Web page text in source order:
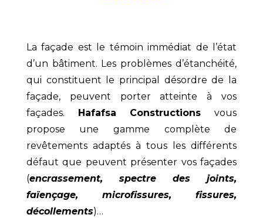
La façade est le témoin immédiat de l’état
d’un bâtiment. Les problèmes d’étanchéité,
qui constituent le principal désordre de la
façade, peuvent porter atteinte à vos
façades. Hafafsa Constructions vous
propose une gamme complète de
revêtements adaptés à tous les différents
défaut que peuvent présenter vos façades
(encrassement, spectre des joints,
faïençage, microfissures, fissures,
décollements)…